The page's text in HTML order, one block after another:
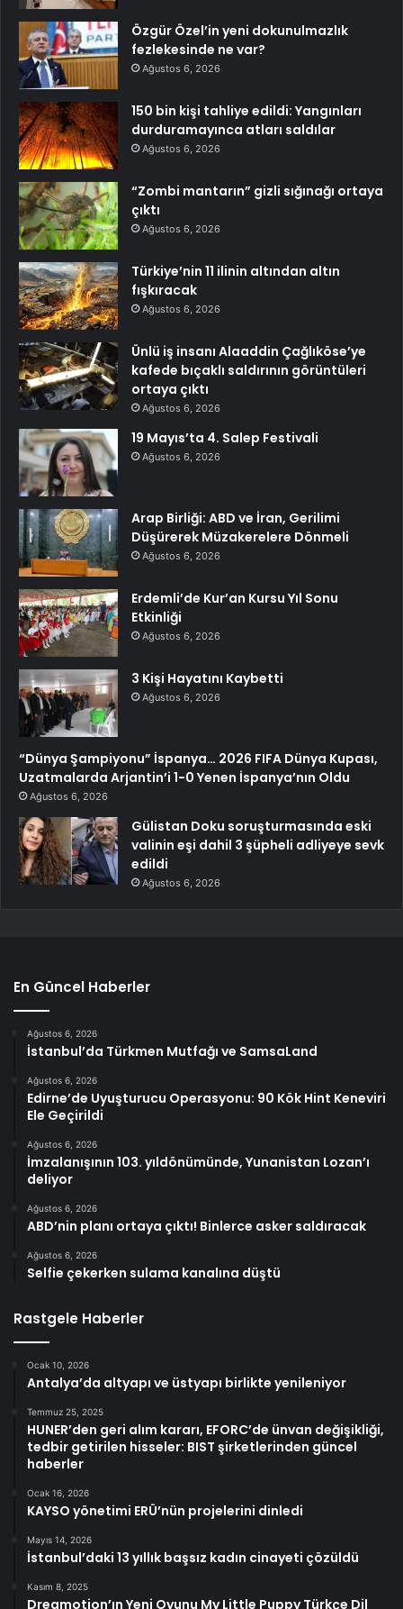
Özgür Özel’in yeni dokunulmazlık
fezlekesinde ne var?
Ağustos 6, 2026
150 bin kişi tahliye edildi: Yangınları
durduramayınca atları saldılar
Ağustos 6, 2026
“Zombi mantarın” gizli sığınağı ortaya
çıktı
Ağustos 6, 2026
Türkiye’nin 11 ilinin altından altın
fışkıracak
Ağustos 6, 2026
Ünlü iş insanı Alaaddin Çağlıköse’ye
kafede bıçaklı saldırının görüntüleri
ortaya çıktı
Ağustos 6, 2026
19 Mayıs’ta 4. Salep Festivali
Ağustos 6, 2026
Arap Birliği: ABD ve İran, Gerilimi
Düşürerek Müzakerelere Dönmeli
Ağustos 6, 2026
Erdemli’de Kur’an Kursu Yıl Sonu
Etkinliği
Ağustos 6, 2026
3 Kişi Hayatını Kaybetti
Ağustos 6, 2026
“Dünya Şampiyonu” İspanya… 2026 FIFA Dünya Kupası,
Uzatmalarda Arjantin’i 1-0 Yenen İspanya’nın Oldu
Ağustos 6, 2026
Gülistan Doku soruşturmasında eski
valinin eşi dahil 3 şüpheli adliyeye sevk
edildi
Ağustos 6, 2026
En Güncel Haberler
Ağustos 6, 2026
İstanbul’da Türkmen Mutfağı ve SamsaLand
Ağustos 6, 2026
Edirne’de Uyuşturucu Operasyonu: 90 Kök Hint Keneviri
Ele Geçirildi
Ağustos 6, 2026
İmzalanışının 103. yıldönümünde, Yunanistan Lozan’ı
deliyor
Ağustos 6, 2026
ABD’nin planı ortaya çıktı! Binlerce asker saldıracak
Ağustos 6, 2026
Selfie çekerken sulama kanalına düştü
Rastgele Haberler
Ocak 10, 2026
Antalya’da altyapı ve üstyapı birlikte yenileniyor
Temmuz 25, 2025
HUNER’den geri alım kararı, EFORC’de ünvan değişikliği,
tedbir getirilen hisseler: BIST şirketlerinden güncel
haberler
Ocak 16, 2026
KAYSO yönetimi ERÜ’nün projelerini dinledi
Mayıs 14, 2026
İstanbul’daki 13 yıllık başsız kadın cinayeti çözüldü
Kasım 8, 2025
Dreamotion’ın Yeni Oyunu My Little Puppy Türkçe Dil